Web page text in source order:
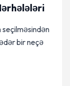
bir neçə